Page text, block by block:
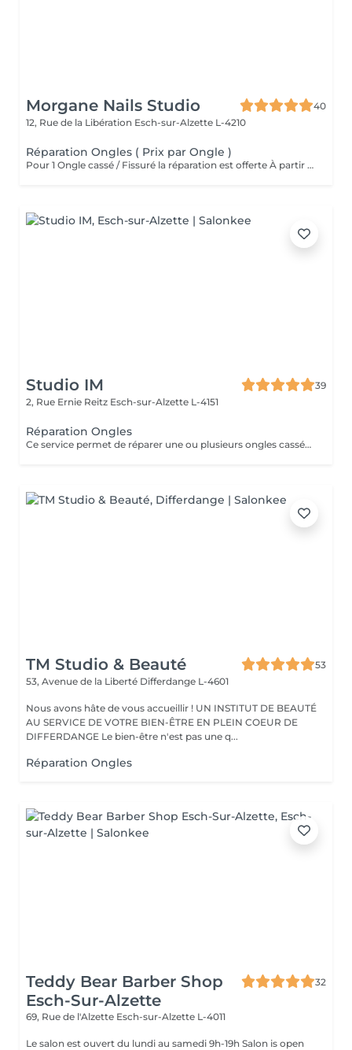
Morgane Nails Studio
40
12, Rue de la Libération Esch-sur-Alzette L-4210
Réparation Ongles ( Prix par Ongle )
Pour 1 Ongle cassé / Fissuré la réparation est offerte À partir de 2 ongles la réparation sera facturée 3 euros par ongle
Studio IM
39
2, Rue Ernie Reitz Esch-sur-Alzette L-4151
Réparation Ongles
Ce service permet de réparer une ou plusieurs ongles cassés ou abîmés, afin de retrouver une apparence harmonieuse et soignée. La réparation est valable uniquement jusqu'à 2 semaines après la pose. Au-delà de 2 semaines, une prestation de remplissage sera nécessaire.
TM Studio & Beauté
53
53, Avenue de la Liberté Differdange L-4601
Nous avons hâte de vous accueillir ! UN INSTITUT DE BEAUTÉ
AU SERVICE DE VOTRE BIEN-ÊTRE EN PLEIN COEUR DE
DIFFERDANGE Le bien-être n'est pas une q...
Réparation Ongles
Teddy Bear Barber Shop
Esch-Sur-Alzette
32
69, Rue de l'Alzette Esch-sur-Alzette L-4011
Le salon est ouvert du lundi au samedi 9h-19h Salon is open